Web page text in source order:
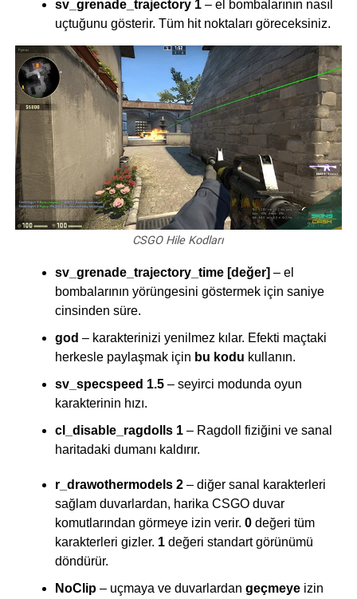
sv_grenade_trajectory 1 – el bombalarının nasıl
uçtuğunu gösterir. Tüm hit noktaları göreceksiniz.
CSGO Hile Kodları
sv_grenade_trajectory_time [değer] – el
bombalarının yörüngesini göstermek için saniye
cinsinden süre.
god – karakterinizi yenilmez kılar. Efekti maçtaki
herkesle paylaşmak için bu kodu kullanın.
sv_specspeed 1.5 – seyirci modunda oyun
karakterinin hızı.
cl_disable_ragdolls 1– Ragdoll fiziğini ve sanal
haritadaki dumanı kaldırır.
r_drawothermodels 2 – diğer sanal karakterleri
sağlam duvarlardan, harika CSGO duvar
komutlarından görmeye izin verir. 0 değeri tüm
karakterleri gizler. 1 değeri standart görünümü
döndürür.
NoClip – uçmaya ve duvarlardan geçmeye izin